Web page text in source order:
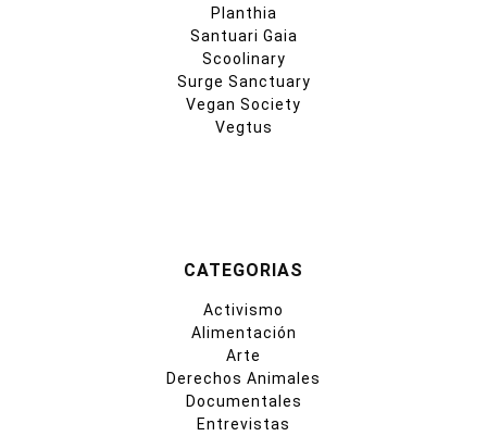
Planthia
Santuari Gaia
Scoolinary
Surge Sanctuary
Vegan Society
Vegtus
CATEGORIAS
Activismo
Alimentación
Arte
Derechos Animales
Documentales
Entrevistas